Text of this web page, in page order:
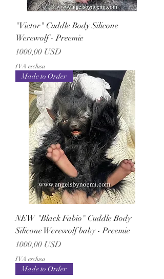
"Victor" Cuddle Body Silicone
Werewolf - Preemie
Prezzo
1000,00 USD
IVA esclusa
Made to Order
NEW "Black Fabio" Cuddle Body
Silicone Werewolf baby - Preemie
Prezzo
1000,00 USD
IVA esclusa
Made to Order